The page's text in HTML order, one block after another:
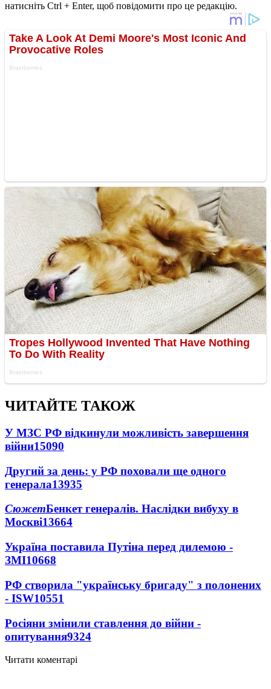
натисніть Ctrl + Enter, щоб повідомити про це редакцію.
ЧИТАЙТЕ ТАКОЖ
У МЗС РФ відкинули можливість завершення
війни15090
Другий за день: у РФ поховали ще одного
генерала13935
СюжетБенкет генералів. Наслідки вибуху в
Москві13664
Україна поставила Путіна перед дилемою -
ЗМІ10668
РФ створила "українську бригаду" з полонених
- ISW10551
Росіяни змінили ставлення до війни -
опитування9324
Читати коментарі